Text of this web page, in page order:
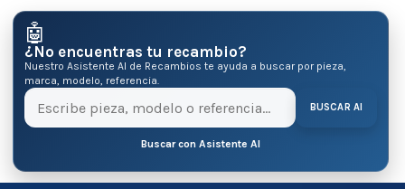
🤖
¿No encuentras tu recambio?
Nuestro Asistente AI de Recambios te ayuda a buscar por pieza,
marca, modelo, referencia.
BUSCAR AI
Buscar con Asistente AI